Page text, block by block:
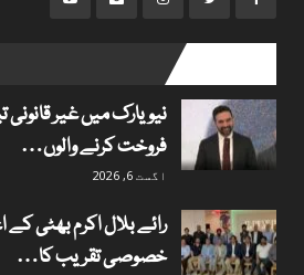
نیویارک میں غیر قانونی
فروخت کرنے والوں…
اگست 6, 2026
رائے بلال اکرم بھٹی کے
خصوصی تقریب کا…